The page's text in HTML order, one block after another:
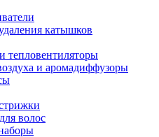
катышков
тепловентиляторы
и аромадиффузоры
волос